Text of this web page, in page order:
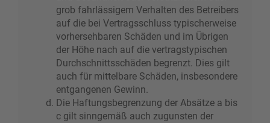
grob fahrlässigem Verhalten des Betreibers
auf die bei Vertragsschluss typischerweise
vorhersehbaren Schäden und im Übrigen
der Höhe nach auf die vertragstypischen
Durchschnittsschäden begrenzt. Dies gilt
auch für mittelbare Schäden, insbesondere
entgangenen Gewinn.
Die Haftungsbegrenzung der Absätze a bis
c gilt sinngemäß auch zugunsten der